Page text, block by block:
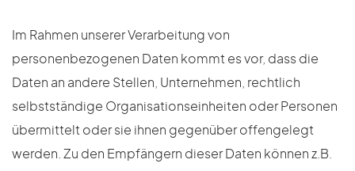
Im Rahmen unserer Verarbeitung von
personenbezogenen Daten kommt es vor, dass die
Daten an andere Stellen, Unternehmen, rechtlich
selbstständige Organisationseinheiten oder Personen
übermittelt oder sie ihnen gegenüber offengelegt
werden. Zu den Empfängern dieser Daten können z.B.